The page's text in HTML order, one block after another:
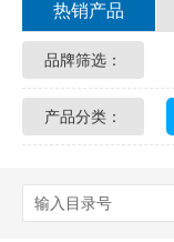
热销产品
品牌筛选：
产品分类：